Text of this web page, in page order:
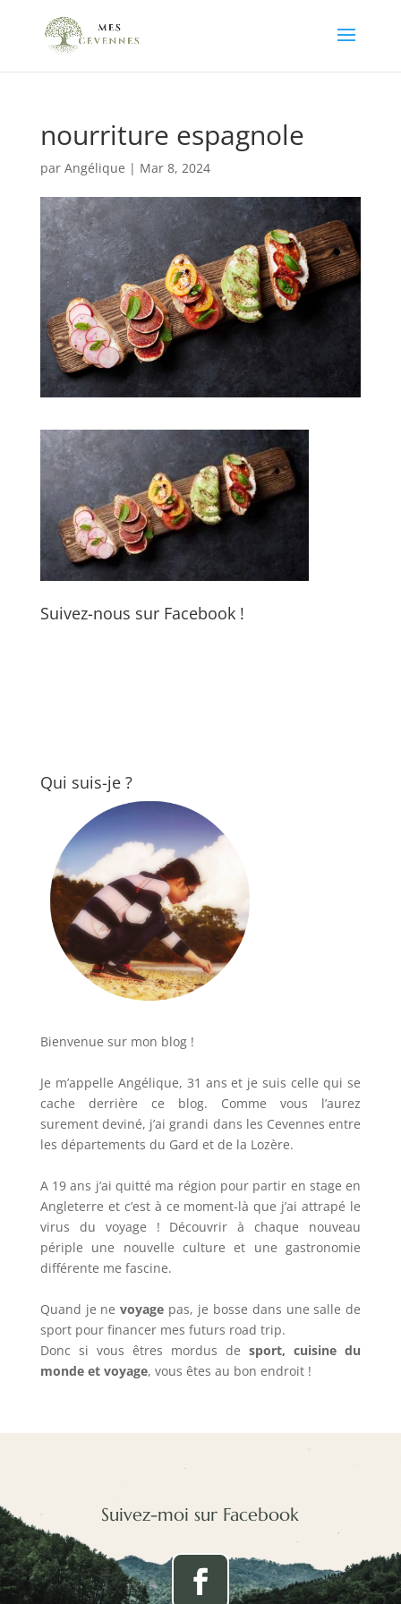
nourriture espagnole
par Angélique | Mar 8, 2024
Suivez-nous sur Facebook !
Qui suis-je ?
Bienvenue sur mon blog !
Je m’appelle Angélique, 31 ans et je suis celle qui se
cache derrière ce blog. Comme vous l’aurez
surement deviné, j’ai grandi dans les Cevennes entre
les départements du Gard et de la Lozère.
A 19 ans j’ai quitté ma région pour partir en stage en
Angleterre et c’est à ce moment-là que j’ai attrapé le
virus du voyage ! Découvrir à chaque nouveau
périple une nouvelle culture et une gastronomie
différente me fascine.
Quand je nevoyage pas, je bosse dans une salle de
sport pour financer mes futurs road trip.
Donc si vous êtres mordus desport, cuisine du
monde et voyage, vous êtes au bon endroit !
Suivez-moi sur Facebook